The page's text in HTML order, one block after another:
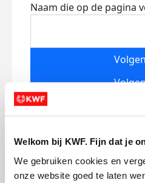
Welkom bij KWF. Fijn dat je
We gebruiken cookies en
onze website goed te laten
Naam die op de pagina